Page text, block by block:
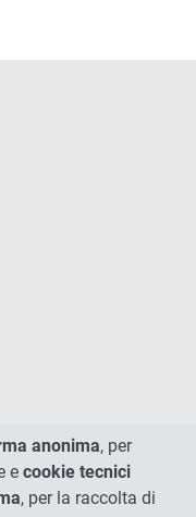
anonima, per
e cookie tecnici
, per la raccolta di